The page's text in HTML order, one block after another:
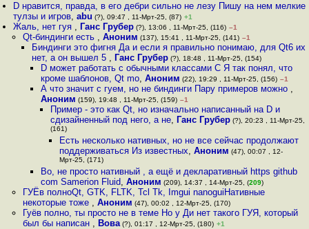
D нравится, правда, в его дебри сильно не лезу Пишу на нем мелкие
тулзы и игров,abu (?), 09:47 , 11-Мрт-25, (87) +1
Жаль, нет гуя , Ганс Грубер (?), 13:06 , 11-Мрт-25, (116) –1
Qt-биндинги есть , Аноним (137), 15:41 , 11-Мрт-25, (141) –1
Биндинги это фигня Да и если я правильно понимаю, для Qt6 их
нет, а он вышел 5 , Ганс Грубер(?), 18:48 , 11-Мрт-25, (154)
D может работать с обычными классами C Я так понял, что
кроме шаблонов, Qt mo,Аноним (22), 19:29 , 11-Мрт-25, (156) –1
А что значит с гуем, но не биндинги Пару примеров можно ,
Аноним (159), 19:48 , 11-Мрт-25, (159) –1
Пример - это как Qt, но изначально написанный на D и
сдизайненный под него, а не, Ганс Грубер(?), 20:23 , 11-Мрт-25,
(161)
Есть несколько нативных, но не все сейчас продолжают
поддерживаться Из известных, Аноним (47), 00:07 , 12-
Мрт-25, (171)
Во, не просто нативный , а ещё и декларативный https github
com Samerion Fluid,Аноним (209), 14:37 , 14-Мрт-25, (209)
ГУЁв полноQt, GTK, FLTK, Tcl Tk, Imgui nanoguiНативные
некоторые тоже , Аноним (47), 00:02 , 12-Мрт-25, (170)
Гуёв полно, ты просто не в теме Но у Ди нет такого ГУЯ, который
был бы написан , Вова(?), 01:17 , 12-Мрт-25, (180) +1